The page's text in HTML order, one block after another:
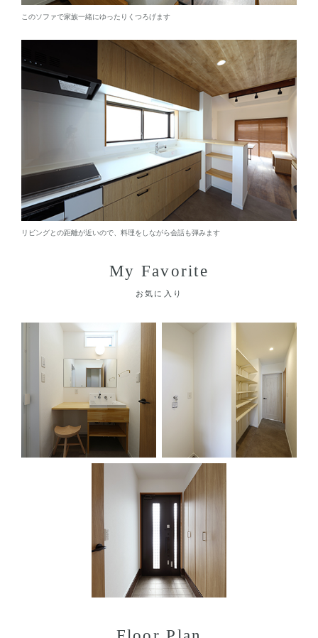
このソファで家族一緒にゆったりくつろげます
リビングとの距離が近いので、料理をしながら会話も弾みます
My Favorite
お気に入り